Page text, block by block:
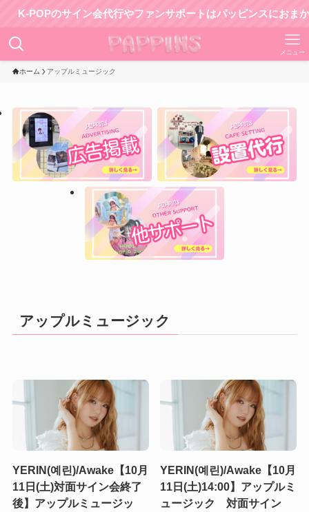
のサイン会代行やファンサポートはパッピンスにおまかせ！
メニュー
ホーム アップルミュージック
アップルミュージック
YERIN(예린)/Awake【10月
11日(土)対面サイン会終了
後】アップルミュージッ
YERIN(예린)/Awake【10月
11日(土)14:00】アップルミ
ュージック 対面サイン